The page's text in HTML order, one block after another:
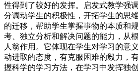
性得到了较好的发挥。启发式教学强
分调动学生的积极性，开拓学生的思
的迁移，帮助学生掌握事物的本质和
考、独立分析和解决问题的能力，从
人翁作用。它体现在学生对学习的意
动进取的态度，有克服困难的毅力，
握科学的学习方法，在学习中发挥独创